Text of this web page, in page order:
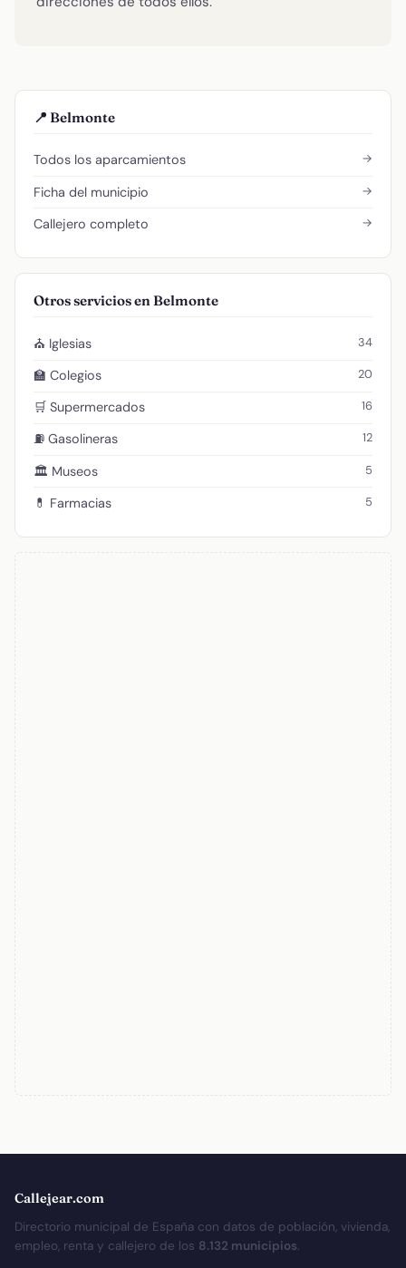
📍 Belmonte
Todos los aparcamientos →
Ficha del municipio →
Callejero completo →
Otros servicios en Belmonte
⛪ Iglesias 34
🏫 Colegios 20
🛒 Supermercados 16
⛽ Gasolineras 12
🏛️ Museos 5
💊 Farmacias 5
Callejear.com
Directorio municipal de España con datos de población, vivienda,
empleo, renta y callejero de los 8.132 municipios.